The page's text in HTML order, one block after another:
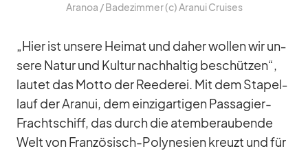
Ara­noa /​ Ba­de­zim­mer (c) Ara­nui Crui­ses
„Hier ist un­sere Hei­mat und da­her wol­len wir un­
sere Na­tur und Kul­tur nach­hal­tig be­schüt­zen“,
lau­tet das Motto der Ree­de­rei. Mit dem Sta­pel­
lauf der Ara­nui, dem ein­zig­ar­ti­gen Pas­sa­gier-
Fracht­schiff, das durch die atem­be­rau­bende
Welt von Fran­zö­sisch-Po­ly­ne­sien kreuzt und für